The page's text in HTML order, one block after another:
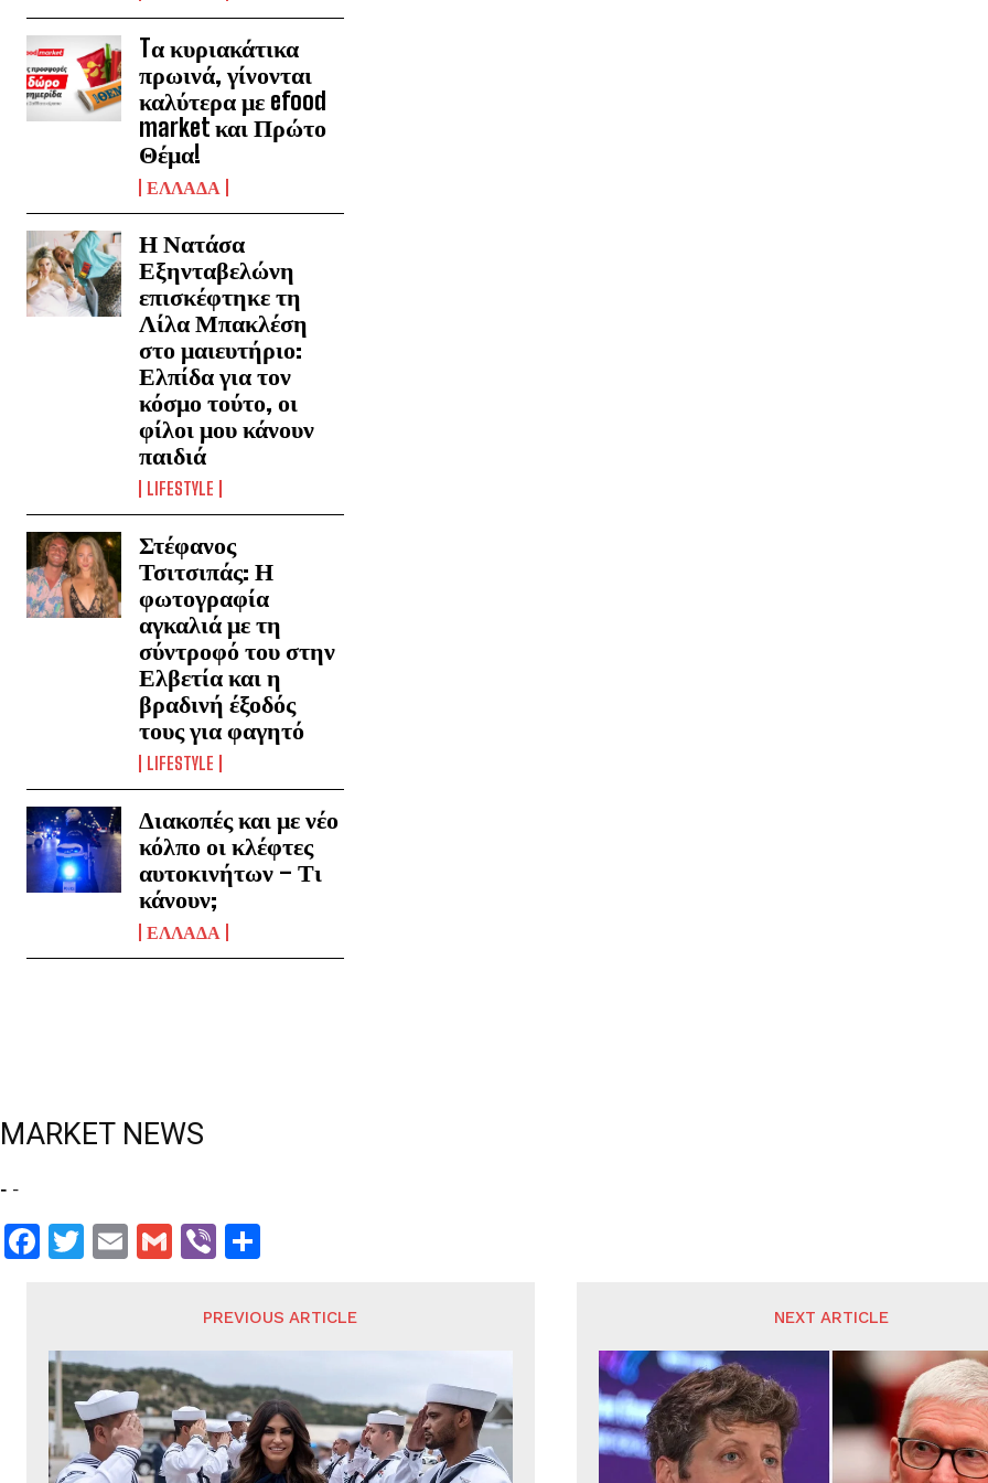
Tα κυριακάτικα
πρωινά, γίνονται
καλύτερα με efood
market και Πρώτο
Θέμα!
ΕΛΛΑΔΑ
Η Νατάσα
Εξηνταβελώνη
επισκέφτηκε τη
Λίλα Μπακλέση
στο μαιευτήριο:
Ελπίδα για τον
κόσμο τούτο, οι
φίλοι μου κάνουν
παιδιά
LIFESTYLE
Στέφανος
Τσιτσιπάς: Η
φωτογραφία
αγκαλιά με τη
σύντροφό του στην
Ελβετία και η
βραδινή έξοδός
τους για φαγητό
LIFESTYLE
Διακοπές και με νέο
κόλπο οι κλέφτες
αυτοκινήτων – Τι
κάνουν;
ΕΛΛΑΔΑ
MARKET NEWS
- -
Facebook
Twitter
EmailGmail
Viber
PREVIOUS ARTICLE NEXT ARTICLE